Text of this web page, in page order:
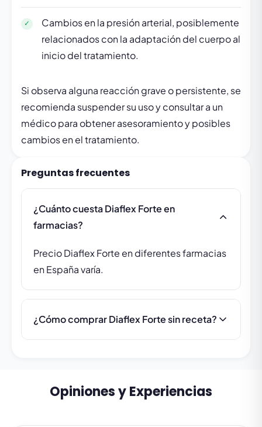
Cambios en la presión arterial, posiblemente
relacionados con la adaptación del cuerpo al
inicio del tratamiento.
Si observa alguna reacción grave o persistente, se
recomienda suspender su uso y consultar a un
médico para obtener asesoramiento y posibles
cambios en el tratamiento.
Preguntas frecuentes
¿Cuánto cuesta Diaflex Forte en
farmacias?
Precio Diaflex Forte en diferentes farmacias
en España varía.
¿Cómo comprar Diaflex Forte sin receta?
Opiniones y Experiencias